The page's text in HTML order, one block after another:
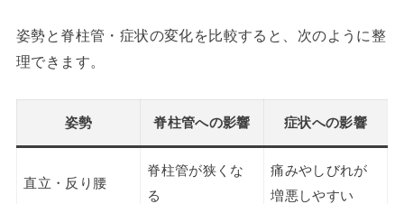
姿勢と脊柱管・症状の変化を比較すると、次のように整
理できます。
姿勢 脊柱管への影響 症状への影響
直立・反り腰
脊柱管が狭くな
る
痛みやしびれが
増悪しやすい